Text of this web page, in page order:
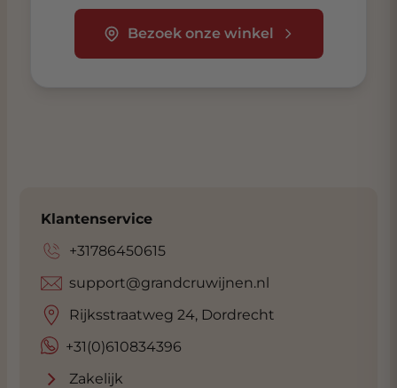
Bezoek onze winkel
Klantenservice
+31786450615
+31(0)610834396
support@grandcruwijnen.nl
Rijksstraatweg 24, Dordrecht
Zakelijk